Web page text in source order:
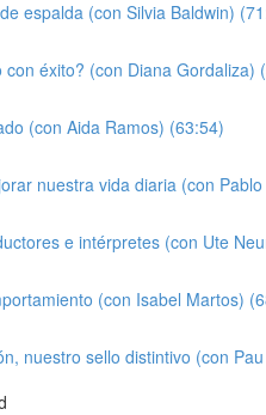
espalda (con Silvia Baldwin)
éxito? (con Diana Gordaliza)
(con Aida Ramos) (63:54)
nuestra vida diaria (con
e intérpretes (con Ute
(con Isabel Martos)
nuestro sello distintivo (con